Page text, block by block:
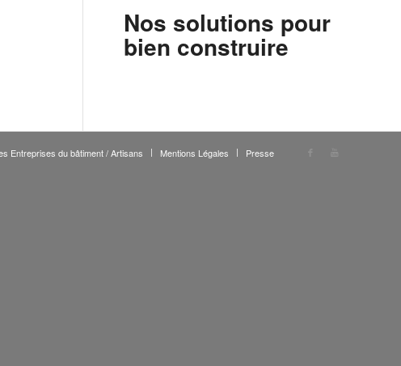
Nos solutions pour
bien construire
Entreprises du bâtiment / Artisans Mentions Légales Presse